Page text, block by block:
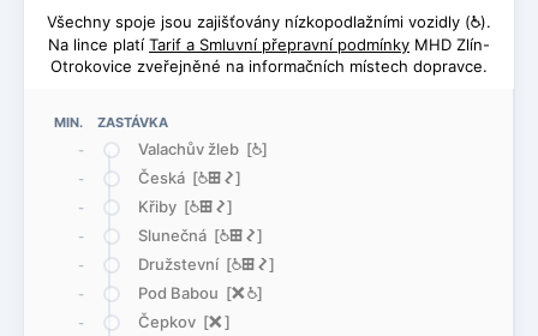
MIN. ZASTÁVKA
-
Valachův žleb [@]
- Česká [@æó]
- Křiby [@æó]
- Slunečná [@æó]
- Družstevní [@æó]
- Pod Babou [ë@]
- Čepkov [ë]
Všechny spoje jsou zajišťovány nízkopodlažními vozidly (@).
Na lince platí Tarif a Smluvní přepravní podmínky MHD Zlín-
Otrokovice zveřejněné na informačních místech dopravce.